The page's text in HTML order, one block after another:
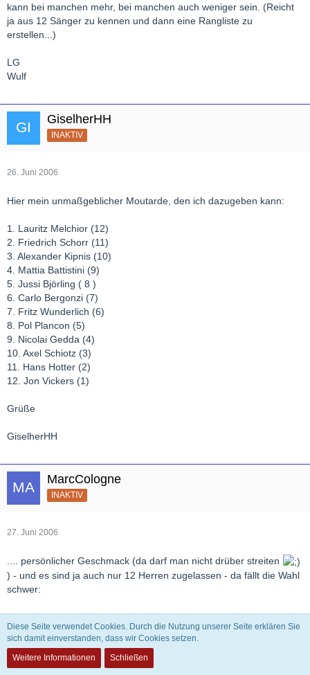
kann bei manchen mehr, bei manchen auch weniger sein. (Reicht
ja aus 12 Sänger zu kennen und dann eine Rangliste zu
erstellen...)
LG
Wulf
GiselherHH
INAKTIV
26. Juni 2006
Hier mein unmaßgeblicher Moutarde, den ich dazugeben kann:
1. Lauritz Melchior (12)
2. Friedrich Schorr (11)
3. Alexander Kipnis (10)
4. Mattia Battistini (9)
5. Jussi Björling ( 8 )
6. Carlo Bergonzi (7)
7. Fritz Wunderlich (6)
8. Pol Plancon (5)
9. Nicolai Gedda (4)
10. Axel Schiotz (3)
11. Hans Hotter (2)
12. Jon Vickers (1)
Grüße
GiselherHH
MarcCologne
INAKTIV
27. Juni 2006
.... persönlicher Geschmack (da darf man nicht drüber streiten
) - und es sind ja auch nur 12 Herren zugelassen - da fällt die Wahl
schwer:
1. Fritz Wunderlich (12 Pkt)
2. Placido Domingo (11 Pkt)
3. Carlo Bergonzi (10 Pkt)
4. Dietrich Fischer-Dieskau (9 Pkt)
Diese Seite verwendet Cookies. Durch die Nutzung unserer Seite erklären Sie
sich damit einverstanden, dass wir Cookies setzen.
Weitere Informationen
Schließen